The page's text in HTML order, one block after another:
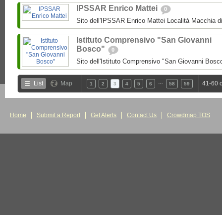
IPSSAR Enrico Mattei 0
Sito dell'IPSSAR Enrico Mattei Località Macchia
Istituto Comprensivo "San Giovanni
Bosco"
0
Sito dell'Istituto Comprensivo "San Giovanni
List Map 1 2 3 4 5 6 58 59 41-60
Home Submit a Report Get Alerts Contact Us Crowdmap TOS